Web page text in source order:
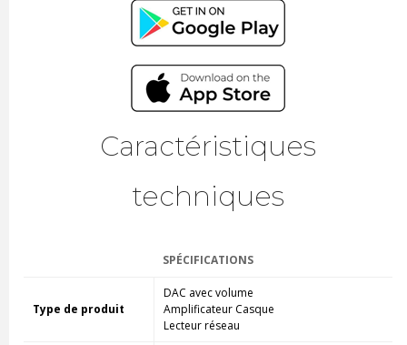
Caractéristiques
techniques
SPÉCIFICATIONS
Type de produit
DAC avec volume
Amplificateur Casque
Lecteur réseau